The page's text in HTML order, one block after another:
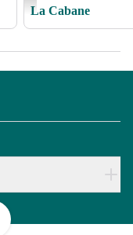
La Cabane